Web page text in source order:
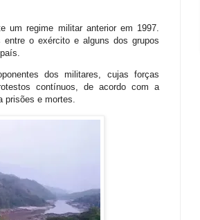
um regime militar anterior em 1997.
o exército e alguns dos grupos
dos militares, cujas forças
contínuos, de acordo com a
prisões e mortes.